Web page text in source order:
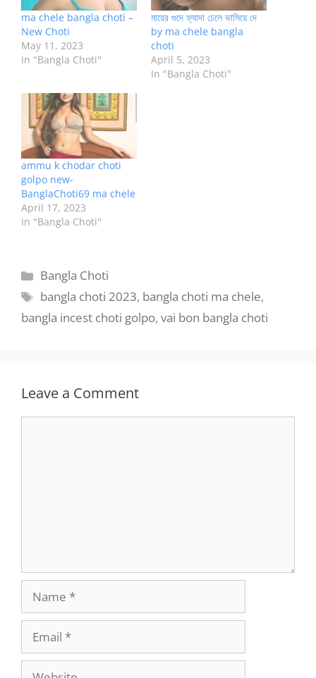
ma chele bangla choti –
New Choti
May 11, 2023
In "Bangla Choti"
মায়ের গুদে ফ্যাদা ঢেলে ভাসিয়ে দে
by ma chele bangla
choti
April 5, 2023
In "Bangla Choti"
ammu k chodar choti
golpo new-
BanglaChoti69 ma chele
April 17, 2023
In "Bangla Choti"
Categories
Bangla Choti
Tags
bangla choti 2023, bangla choti ma chele,
bangla incest choti golpo, vai bon bangla choti
Leave a Comment
Website